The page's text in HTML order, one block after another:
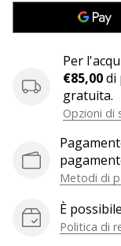
dell'handball
come
a
noi
Ambassador.
Mostra
tutti gli
Per
€85,00di
gratuita.
Opzioni di
Metodi di
È
Politica di